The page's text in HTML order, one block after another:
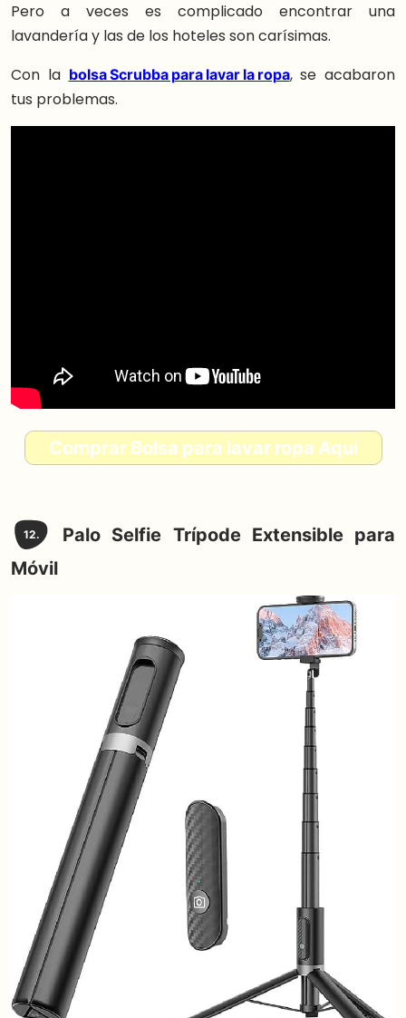
Pero a veces es complicado encontrar una
lavandería y las de los hoteles son carísimas.
Con la bolsa Scrubba para lavar la ropa, se acabaron
tus problemas.
Comprar Bolsa para lavar ropa Aquí
12.
Palo Selfie Trípode Extensible para
Móvil